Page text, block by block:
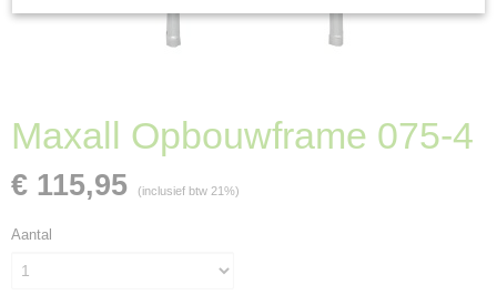
Maxall Opbouwframe 075-4
€ 115,95 (inclusief btw 21%)
Aantal